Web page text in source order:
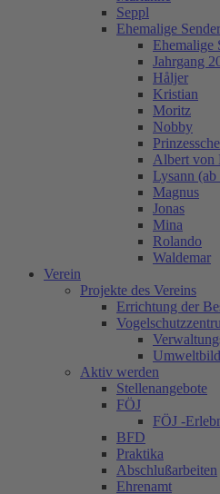
Seppl
Ehemalige
Ehemalige
Jahrgang
Håljer
Kristian
Moritz
Nobby
Albert von
Lysann
Magnus
Jonas
Mina
Rolando
Waldemar
Verein
Projekte des Vereins
Errichtung der
Aktiv werden
Stellenangebote
FÖJ
FÖJ -
BFD
Praktika
Abschlußarbeiten
Ehrenamt